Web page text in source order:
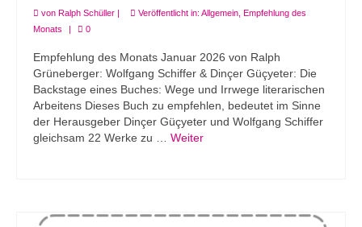
von Ralph Schüller | Veröffentlicht in: Allgemein Empfehlung des
Monats
| 0
Empfehlung des Monats Januar 2026 von Ralph
Grüneberger: Wolfgang Schiffer & Dinçer Güçyeter: Die
Backstage eines Buches: Wege und Irrwege literarischen
Arbeitens Dieses Buch zu empfehlen, bedeutet im Sinne
der Herausgeber Dinçer Güçyeter und Wolfgang Schiffer
gleichsam 22 Werke zu … Weiter